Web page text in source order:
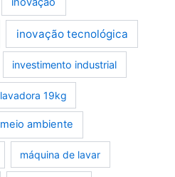
inovação tecnológica
investimento industrial
lavadora 19kg
meio ambiente
máquina de lavar